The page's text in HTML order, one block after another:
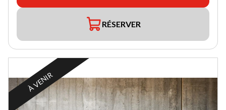
RÉSERVER
À VENIR